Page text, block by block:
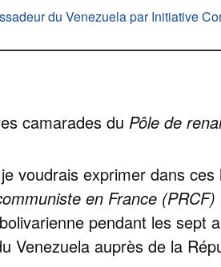
du Venezuela par Initiative
camarades du Pôle de
je voudrais exprimer dans
en France (PRCF)
pendant les sept
Venezuela auprès de la